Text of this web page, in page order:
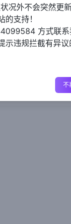
地址，我们将通过电
个新的密码。
电子邮件密码重
况外不会突然更
支持！
方式联系
违规拦截有异议
不